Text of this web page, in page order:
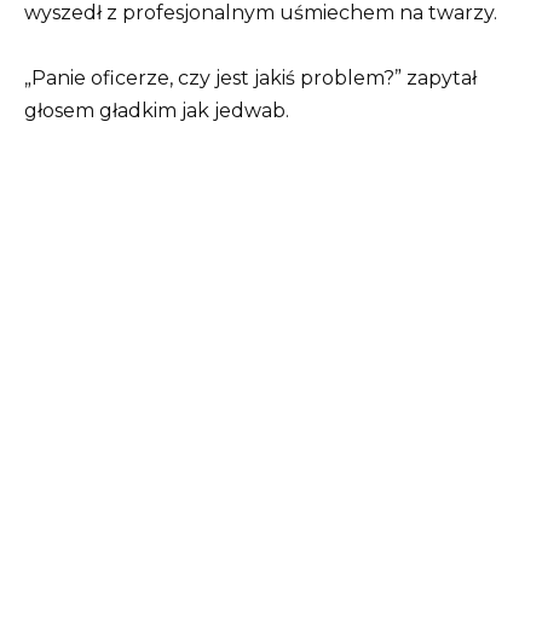
wyszedł z profesjonalnym uśmiechem na twarzy.
„Panie oficerze, czy jest jakiś problem?” zapytał
głosem gładkim jak jedwab.